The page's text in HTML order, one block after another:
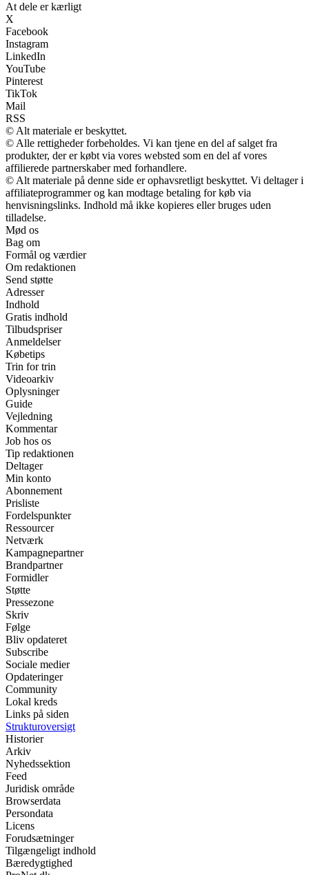
At dele er kærligt
X
Facebook
Instagram
LinkedIn
YouTube
Pinterest
TikTok
Mail
RSS
© Alt materiale er beskyttet.
© Alle rettigheder forbeholdes. Vi kan tjene en del af salget fra
produkter, der er købt via vores websted som en del af vores
affilierede partnerskaber med forhandlere.
© Alt materiale på denne side er ophavsretligt beskyttet. Vi deltager i
affiliateprogrammer og kan modtage betaling for køb via
henvisningslinks. Indhold må ikke kopieres eller bruges uden
tilladelse.
Mød os
Bag om
Formål og værdier
Om redaktionen
Send støtte
Adresser
Indhold
Gratis indhold
Tilbudspriser
Anmeldelser
Købetips
Trin for trin
Videoarkiv
Oplysninger
Guide
Vejledning
Kommentar
Job hos os
Tip redaktionen
Deltager
Min konto
Abonnement
Prisliste
Fordelspunkter
Ressourcer
Netværk
Kampagnepartner
Brandpartner
Formidler
Støtte
Pressezone
Skriv
Følge
Bliv opdateret
Subscribe
Sociale medier
Opdateringer
Community
Lokal kreds
Links på siden
Strukturoversigt
Historier
Arkiv
Nyhedssektion
Feed
Juridisk område
Browserdata
Persondata
Licens
Forudsætninger
Tilgængeligt indhold
Bæredygtighed